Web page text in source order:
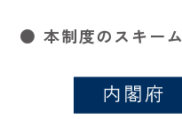
● 本制度のスキーム